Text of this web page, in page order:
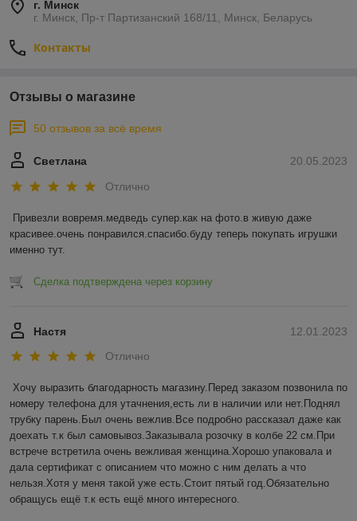
г. Минск
г. Минск, Пр-т Партизанский 168/11, Минск, Беларусь
Контакты
Отзывы о магазине
50 отзывов за всё время
20.05.2023
Светлана
Отлично
Привезли вовремя.медведь супер.как на фото.в живую даже
красивее.очень понравился.спасибо.буду теперь покупать игрушки
именно тут.
Сделка подтверждена через корзину
12.01.2023
Настя
Отлично
Хочу выразить благодарность магазину.Перед заказом позвонила по
номеру телефона для утачнения,есть ли в наличии или нет.Поднял
трубку парень.Был очень вежлив.Все подробно рассказал даже как
доехать т.к был самовывоз.Заказывала розочку в колбе 22 см.При
встрече встретила очень вежливая женщина.Хорошо упаковала и
дала сертификат с описанием что можно с ним делать а что
нельзя.Хотя у меня такой уже есть.Стоит пятый год.Обязательно
обращусь ещё т.к есть ещё много интересного.